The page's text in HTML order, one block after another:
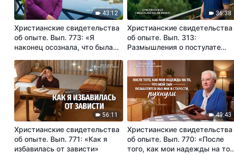
43:12
Христианские свидетельства
об опыте. Вып. 773: «Я
наконец осознала, что была
36:38
Христианские свидетельства
об опыте. Вып. 313:
Размышления о постулате
доверенное тебе»
56:11
Христианские свидетельства
об опыте. Вып. 771: «Как я
избавилась от зависти»
49:43
Христианские свидетельства
об опыте. Вып. 770: «После
того, как мои надежды на то,